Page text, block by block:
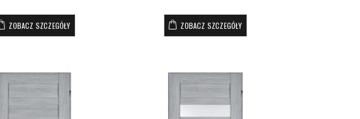
ZOBACZ SZCZEGÓŁY ZOBACZ SZCZEGÓŁY